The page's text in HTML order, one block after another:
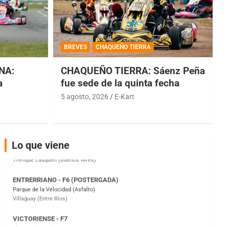
BREVES CHAQUEÑO TIERRA
CHAQUEÑO TIERRA: Sáenz Peña
fue sede de la quinta fecha
5 agosto, 2026 E-Kart
Lo que viene
COBERTURA ESPECIAL DE E-KART.COM.AR
08/09-AGO
IAME SERIES ARGENTINA 6
Ramiro Tot (Asfalto)
Parque de la Velocidad (Asfalto)
El Cerro (Tierra)
Victoria (Entre Ríos)
Moto Club Reginense (Tierra)